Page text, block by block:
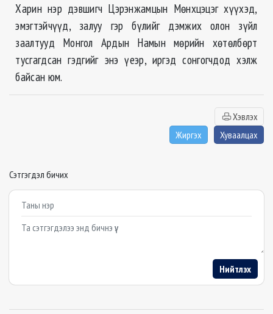
Харин нэр дэвшигч Цэрэнжамцын Мөнхцэцэг хүүхэд,
эмэгтэйчүүд, залуу гэр бүлийг дэмжих олон зүйл
заалтууд Монгол Ардын Намын мөрийн хөтөлбөрт
тусгагдсан гэдгийг энэ үеэр, иргэд сонгогчдод хэлж
байсан юм.
Хэвлэх
Жиргэх
Хуваалцах
Сэтгэгдэл бичих
Example textarea
Нийтлэх